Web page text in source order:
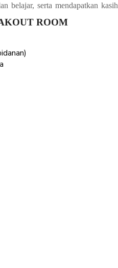
belajar, serta mendapatkan kasih
ROOM